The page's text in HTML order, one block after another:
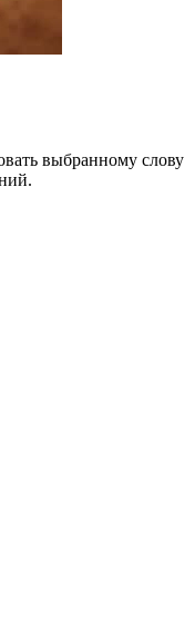
выбранному слову